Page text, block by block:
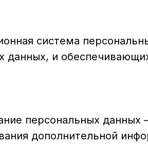
система
данных, и
персональных
дополнительной